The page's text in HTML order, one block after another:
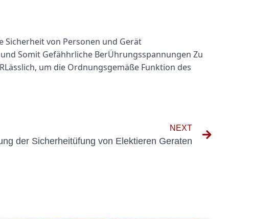
Sicherheit von Personen und Gerät
Somit Gefähhrliche BerÜhrungsspannungen Zu
um die Ordnungsgemäße Funktion des
NEXT
der Sicherheitüfung von Elektieren Geraten